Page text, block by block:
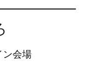
ン会場